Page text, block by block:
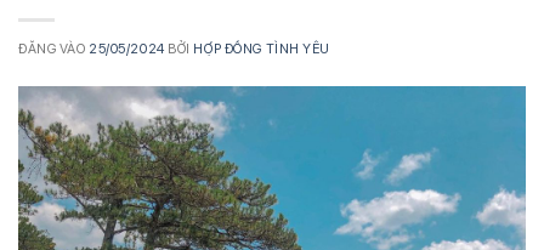
ĐĂNG VÀO 25/05/2024 BỞI HỢP ĐỒNG TÌNH YÊU